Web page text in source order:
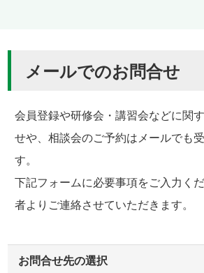
メールでのお問合せ
会員登録や研修会・講習会などに関
せや、相談会のご予約はメールでも
す。
下記フォームに必要事項をご入力く
者よりご連絡させていただきます。
お問合せ先の選択